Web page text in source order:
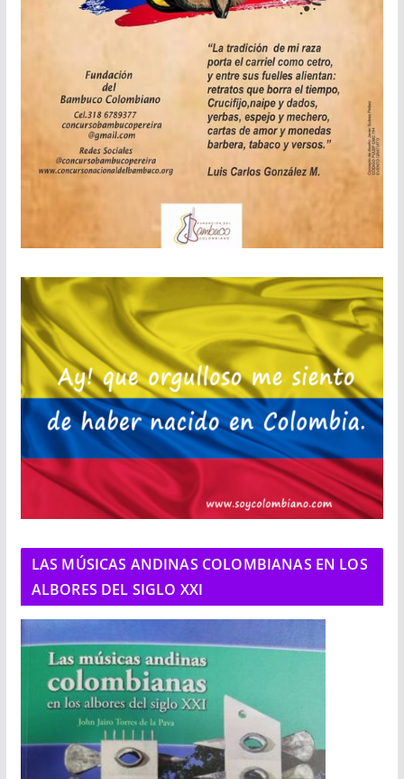
LAS MÚSICAS ANDINAS COLOMBIANAS EN LOS
ALBORES DEL SIGLO XXI